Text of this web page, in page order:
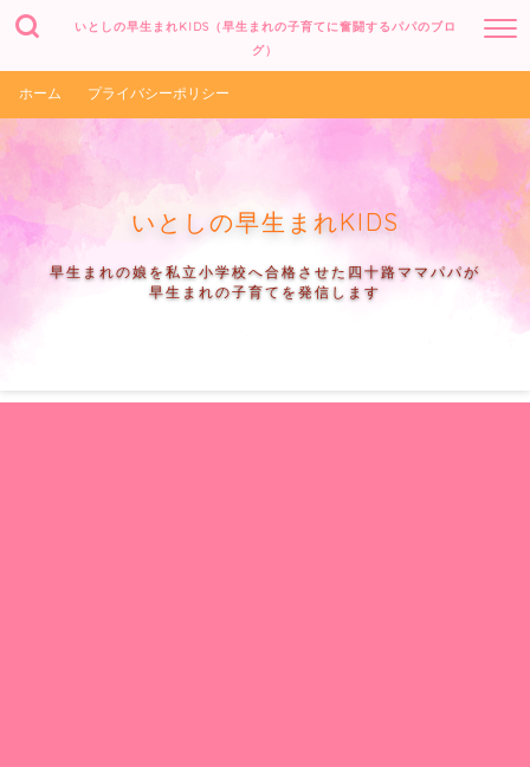
いとしの早生まれKIDS（早生まれの子育てに奮闘するパパのブロ
グ）
ホーム プライバシーポリシー
いとしの早生まれKIDS
早生まれの娘を私立小学校へ合格させた四十路ママパパが
早生まれの子育てを発信します